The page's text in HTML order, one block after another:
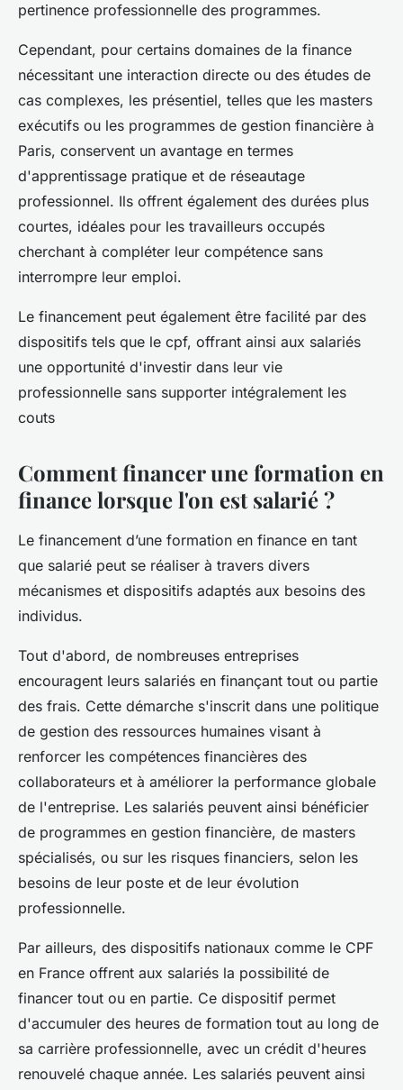
pertinence professionnelle des programmes.
Cependant, pour certains domaines de la finance
nécessitant une interaction directe ou des études de
cas complexes, les présentiel, telles que les masters
exécutifs ou les programmes de gestion financière à
Paris, conservent un avantage en termes
d'apprentissage pratique et de réseautage
professionnel. Ils offrent également des durées plus
courtes, idéales pour les travailleurs occupés
cherchant à compléter leur compétence sans
interrompre leur emploi.
Le financement peut également être facilité par des
dispositifs tels que le cpf, offrant ainsi aux salariés
une opportunité d'investir dans leur vie
professionnelle sans supporter intégralement les
couts
Comment financer une formation en
finance lorsque l'on est salarié ?
Le financement d’une formation en finance en tant
que salarié peut se réaliser à travers divers
mécanismes et dispositifs adaptés aux besoins des
individus.
Tout d'abord, de nombreuses entreprises
encouragent leurs salariés en finançant tout ou partie
des frais. Cette démarche s'inscrit dans une politique
de gestion des ressources humaines visant à
renforcer les compétences financières des
collaborateurs et à améliorer la performance globale
de l'entreprise. Les salariés peuvent ainsi bénéficier
de programmes en gestion financière, de masters
spécialisés, ou sur les risques financiers, selon les
besoins de leur poste et de leur évolution
professionnelle.
Par ailleurs, des dispositifs nationaux comme le CPF
en France offrent aux salariés la possibilité de
financer tout ou en partie. Ce dispositif permet
d'accumuler des heures de formation tout au long de
sa carrière professionnelle, avec un crédit d'heures
renouvelé chaque année. Les salariés peuvent ainsi